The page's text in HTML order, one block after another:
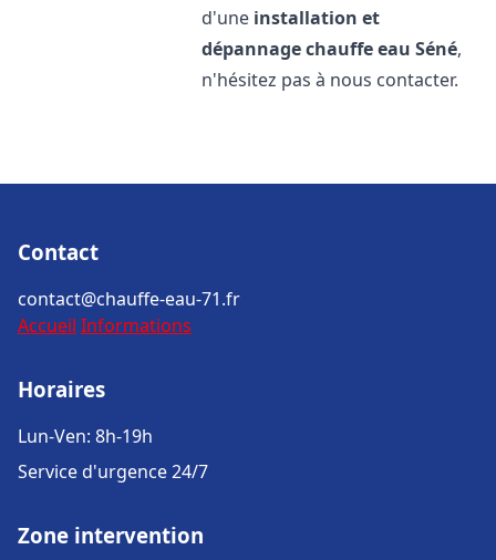
d'une installation et
dépannage chauffe eau Séné,
n'hésitez pas à nous contacter.
Contact
contact@chauffe-eau-71.fr
Accueil Informations
Horaires
Lun-Ven: 8h-19h
Service d'urgence 24/7
Zone intervention